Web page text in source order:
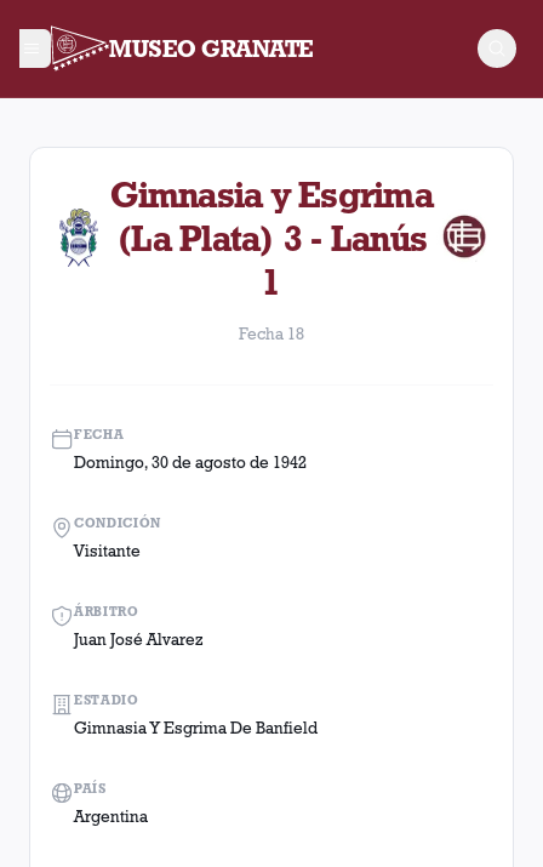
MUSEO GRANATE
Fecha 18. Partido entre Lanús y Gimnasia y Esgrima (La
Gimnasia y Esgrima
(La Plata) 3 - Lanús
1
Fecha 18
FECHA
Domingo, 30 de agosto de 1942
ÁRBITRO
Juan José Alvarez
CONDICIÓN
Visitante
ESTADIO
Gimnasia Y Esgrima De Banfield
PAÍS
Argentina